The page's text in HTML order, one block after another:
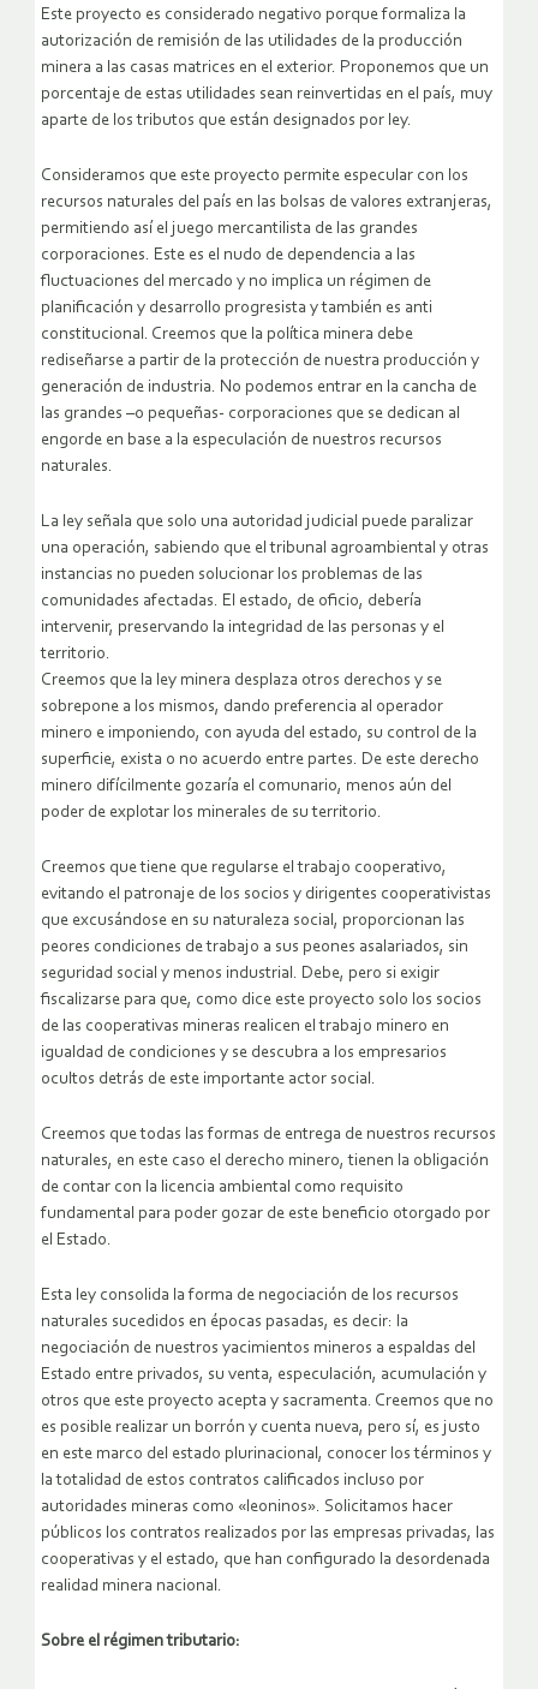
Este proyecto es considerado negativo porque formaliza la
autorización de remisión de las utilidades de la producción
minera a las casas matrices en el exterior. Proponemos que un
porcentaje de estas utilidades sean reinvertidas en el país, muy
aparte de los tributos que están designados por ley.
Consideramos que este proyecto permite especular con los
recursos naturales del país en las bolsas de valores extranjeras,
permitiendo así el juego mercantilista de las grandes
corporaciones. Este es el nudo de dependencia a las
fluctuaciones del mercado y no implica un régimen de
planificación y desarrollo progresista y también es anti
constitucional. Creemos que la política minera debe
rediseñarse a partir de la protección de nuestra producción y
generación de industria. No podemos entrar en la cancha de
las grandes –o pequeñas- corporaciones que se dedican al
engorde en base a la especulación de nuestros recursos
naturales.
La ley señala que solo una autoridad judicial puede paralizar
una operación, sabiendo que el tribunal agroambiental y otras
instancias no pueden solucionar los problemas de las
comunidades afectadas. El estado, de oficio, debería
intervenir, preservando la integridad de las personas y el
territorio.
Creemos que la ley minera desplaza otros derechos y se
sobrepone a los mismos, dando preferencia al operador
minero e imponiendo, con ayuda del estado, su control de la
superficie, exista o no acuerdo entre partes. De este derecho
minero difícilmente gozaría el comunario, menos aún del
poder de explotar los minerales de su territorio.
Creemos que tiene que regularse el trabajo cooperativo,
evitando el patronaje de los socios y dirigentes cooperativistas
que excusándose en su naturaleza social, proporcionan las
peores condiciones de trabajo a sus peones asalariados, sin
seguridad social y menos industrial. Debe, pero si exigir
fiscalizarse para que, como dice este proyecto solo los socios
de las cooperativas mineras realicen el trabajo minero en
igualdad de condiciones y se descubra a los empresarios
ocultos detrás de este importante actor social.
Creemos que todas las formas de entrega de nuestros recursos
naturales, en este caso el derecho minero, tienen la obligación
de contar con la licencia ambiental como requisito
fundamental para poder gozar de este beneficio otorgado por
el Estado.
Esta ley consolida la forma de negociación de los recursos
naturales sucedidos en épocas pasadas, es decir: la
negociación de nuestros yacimientos mineros a espaldas del
Estado entre privados, su venta, especulación, acumulación y
otros que este proyecto acepta y sacramenta. Creemos que no
es posible realizar un borrón y cuenta nueva, pero sí, es justo
en este marco del estado plurinacional, conocer los términos y
la totalidad de estos contratos calificados incluso por
autoridades mineras como «leoninos». Solicitamos hacer
públicos los contratos realizados por las empresas privadas, las
cooperativas y el estado, que han configurado la desordenada
realidad minera nacional.
Sobre el régimen tributario: